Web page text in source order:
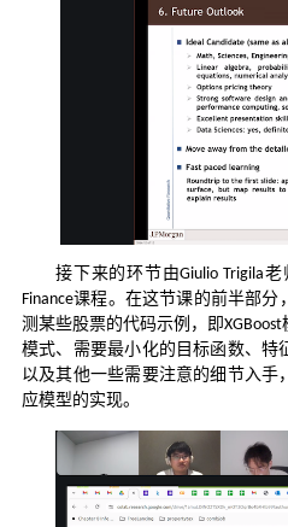
接下来的环节由Giulio Trigila老
Finance课程。在这节课的前半部分
测某些股票的代码示例，即XGBoost
模式、需要最小化的目标函数、特
以及其他一些需要注意的细节入手
应模型的实现。